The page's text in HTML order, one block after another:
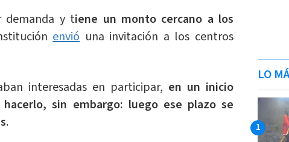
demanda y tiene un monto cercano a los
envióuna invitación a los centros
interesadas en participar, en un inicio
sin embargo: luego ese plazo se
.
LO